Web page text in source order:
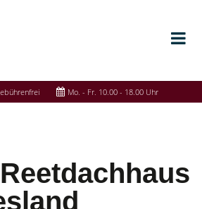
Mo. - Fr. 10.00 - 18.00 Uhr